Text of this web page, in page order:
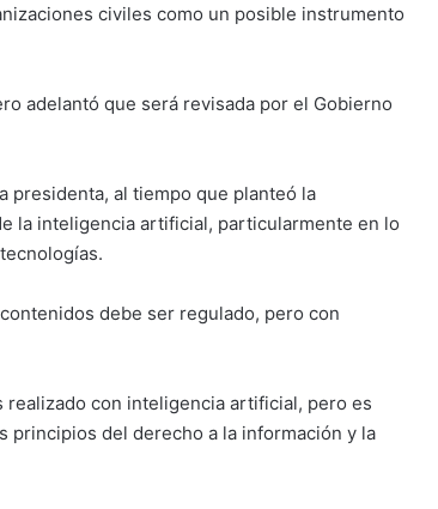
civiles como un posible instrumento
adelantó que será revisada por el Gobierno
presidenta, al tiempo que planteó la
la inteligencia artificial, particularmente en lo
debe ser regulado, pero con
con inteligencia artificial, pero es
principios del derecho a la información y la